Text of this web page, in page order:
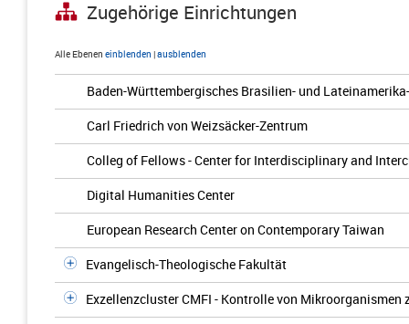
Zugehörige Einrichtungen
Alle Ebenen einblenden |ausblenden
Baden-Württembergisches Brasilien- und
Carl Friedrich von Weizsäcker-Zentrum
Colleg of Fellows - Center for Interdisciplinary and
Digital Humanities Center
European Research Center on Contemporary Taiwan
Evangelisch-Theologische Fakultät
Exzellenzcluster CMFI - Kontrolle von